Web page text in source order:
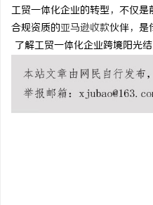
工贸一体化企业的转型，不仅
合规资质的亚马逊收款伙伴，是
了解工贸一体化企业跨境阳